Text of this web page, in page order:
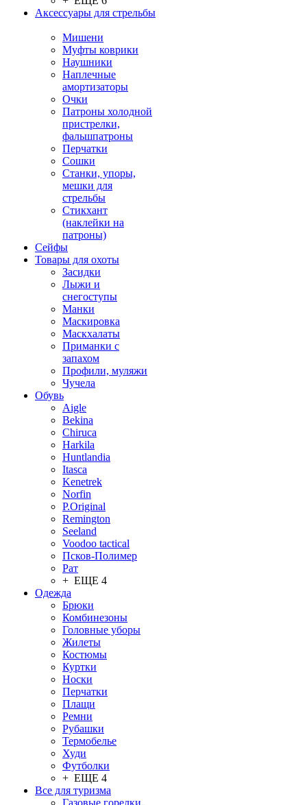
Аксессуары для стрельбы
Мишени
Муфты коврики
Наушники
Наплечные
амортизаторы
Очки
Патроны холодной
пристрелки,
фальшпатроны
Перчатки
Сошки
Станки, упоры,
мешки для
стрельбы
Стикхант
(наклейки на
патроны)
Сейфы
Товары для охоты
Засидки
Лыжи и
снегоступы
Манки
Маскировка
Маскхалаты
Приманки с
запахом
Профили, муляжи
Чучела
Обувь
Aigle
Bekina
Chiruсa
Harkila
Huntlandia
Itasca
Kenetrek
Norfin
P.Original
Remington
Seeland
Voodoo tactical
Псков-Полимер
Рат
+ ЕЩЕ 4
Одежда
Брюки
Комбинезоны
Головные уборы
Жилеты
Костюмы
Куртки
Носки
Перчатки
Плащи
Ремни
Рубашки
Термобелье
Худи
Футболки
+ ЕЩЕ 4
Все для туризма
Газовые горелки,